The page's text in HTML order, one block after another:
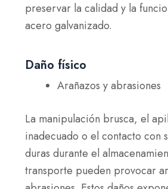
preservar la calidad y la
acero galvanizado.
Daño físico
Arañazos y abrasiones
La manipulación brusca, el
inadecuado o el contacto con
duras durante el
transporte pueden provocar